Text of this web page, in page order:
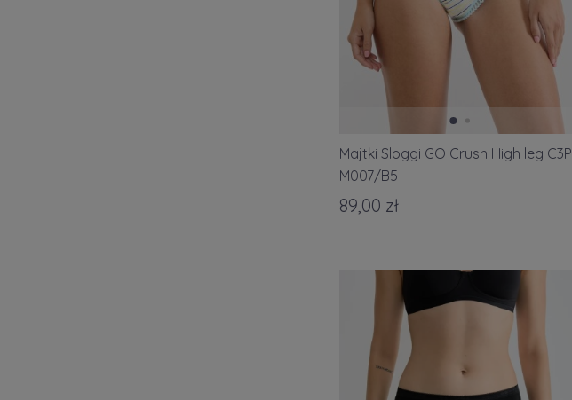
Majtki Sloggi GO Crush High leg C3P
M007/B5
89,00 zł